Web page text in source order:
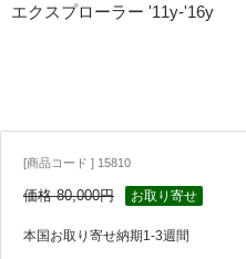
エクスプローラー '11y-'16y
[商品コード ] 15810
価格 80,000円 お取り寄せ
本国お取り寄せ納期1-3週間